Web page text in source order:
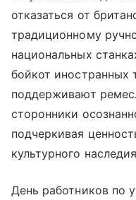
отказаться от
традиционному
национальных
бойкот иностранных
поддерживают
сторонники
подчеркивая
культурного
День работников по